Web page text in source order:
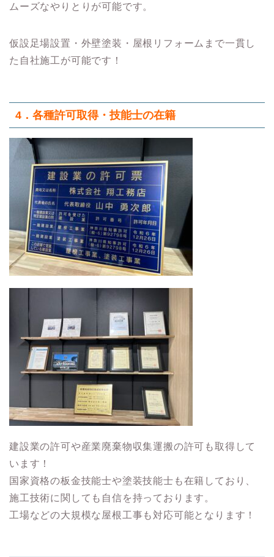
ムーズなやりとりが可能です。
仮設足場設置・外壁塗装・屋根リフォームまで一貫し
た自社施工が可能です！
4．各種許可取得・技能士の在籍
建設業の許可や産業廃棄物収集運搬の許可も取得して
います！
国家資格の板金技能士や塗装技能士も在籍しており、
施工技術に関しても自信を持っております。
工場などの大規模な屋根工事も対応可能となります！